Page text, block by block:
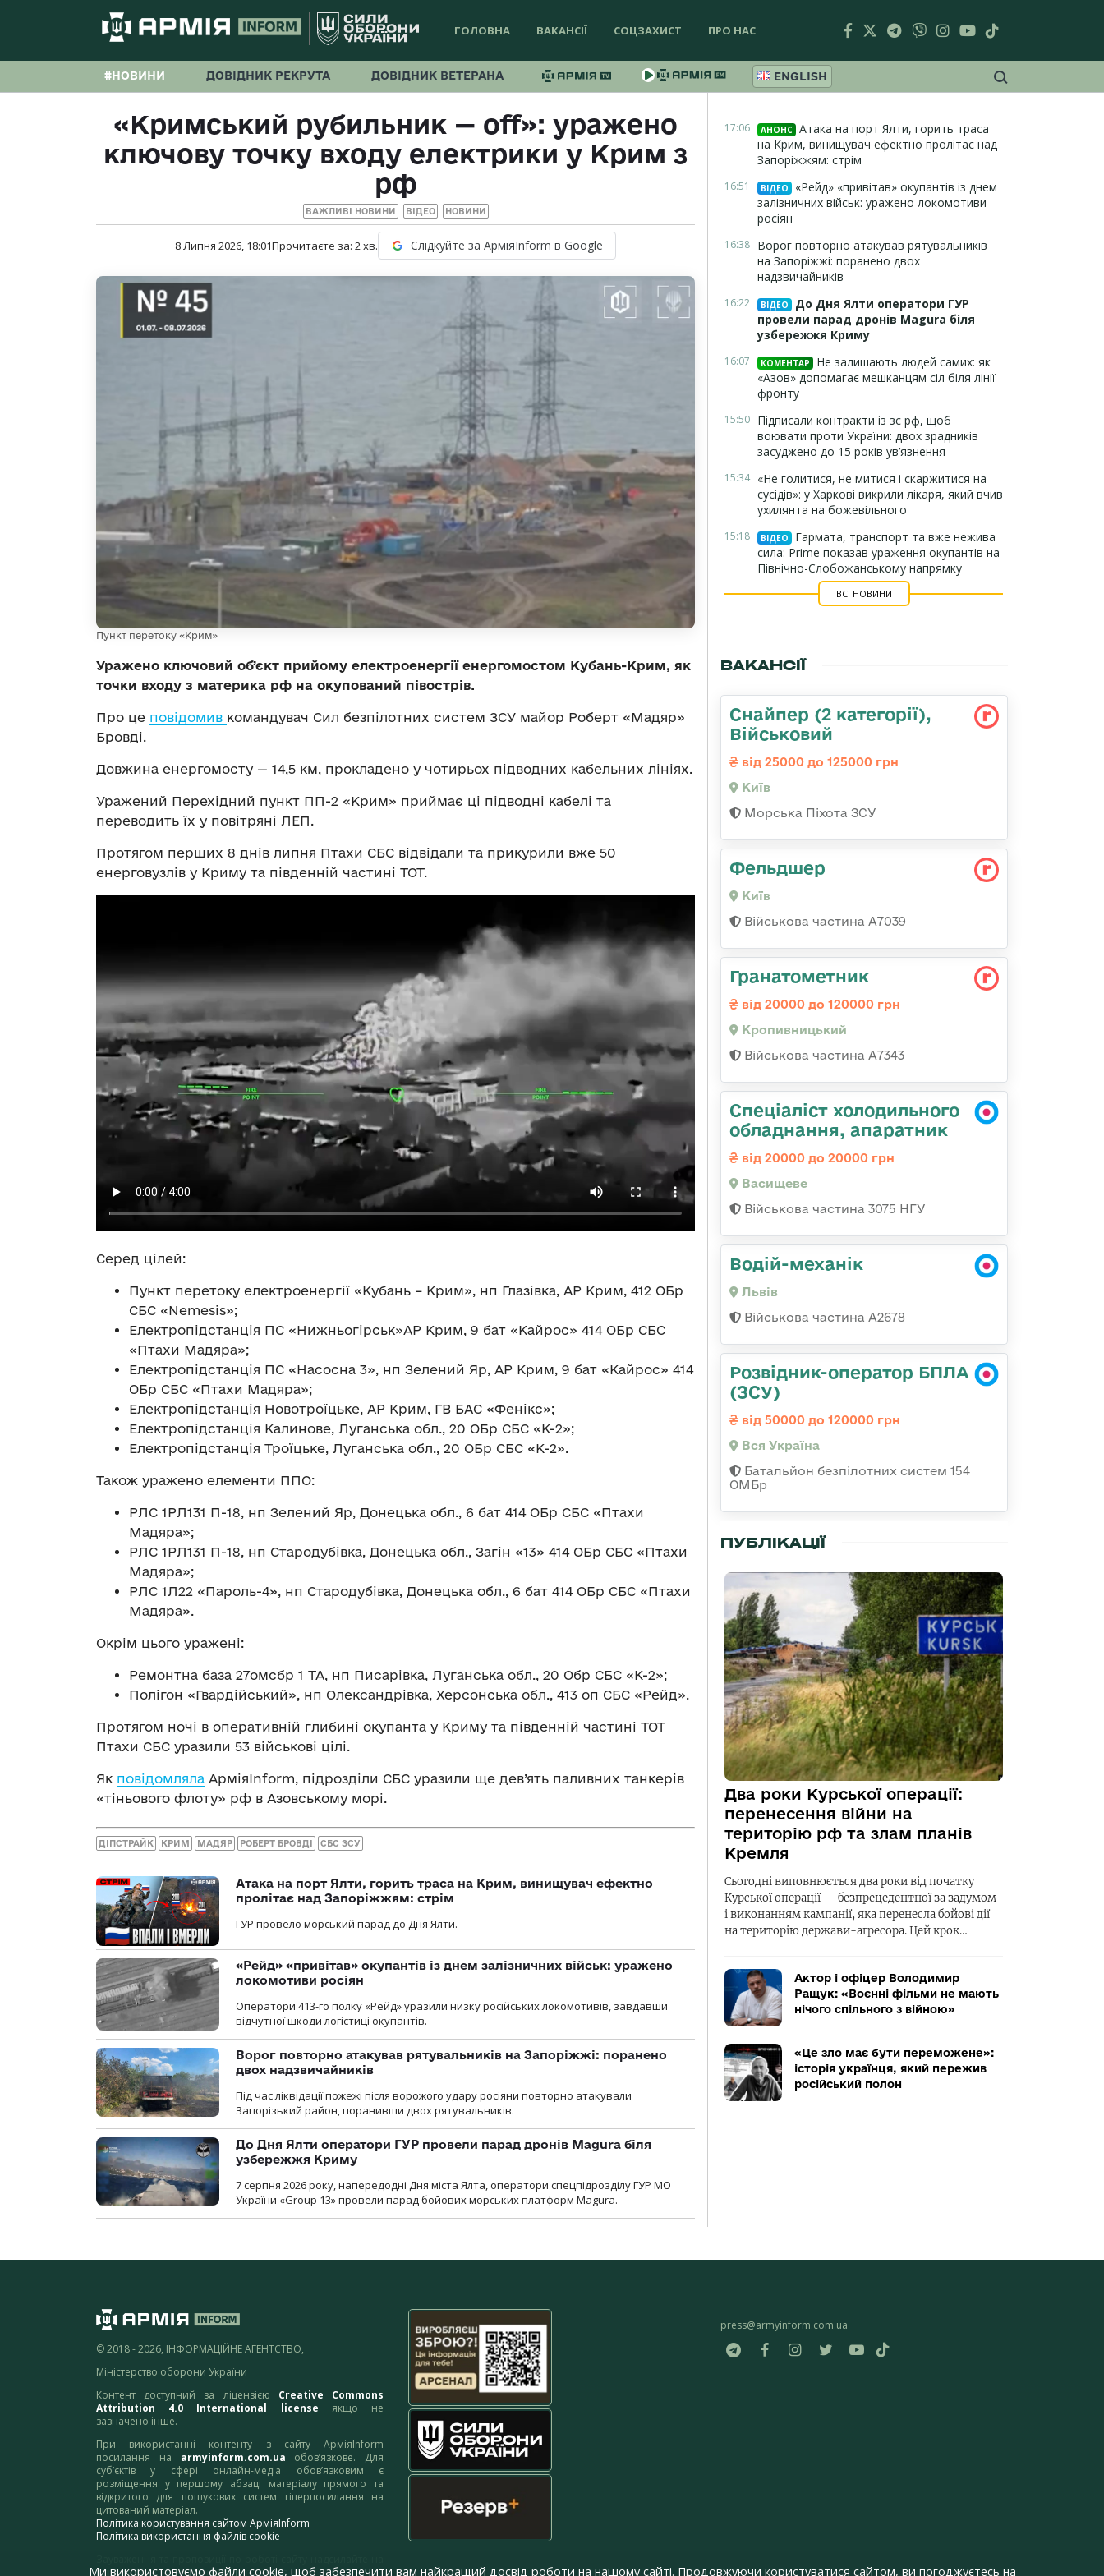
ГОЛОВНА ВАКАНСІЇ СОЦЗАХИСТ ПРО НАС
#НОВИНИ ДОВІДНИК РЕКРУТА ДОВІДНИК ВЕТЕРАНА ENGLISH
«Кримський рубильник — off»: уражено
ключову точку входу електрики у Крим з
рф
ВАЖЛИВІ НОВИНИ ВІДЕО НОВИНИ
8 Липня 2026, 18:01Прочитаєте за: 2хв. Слідкуйте за АрміяInform в Google
Пункт перетоку «Крим»
Уражено ключовий обʼєкт прийому електроенергії енергомостом Кубань-Крим, як
точки входу з материка рф на окупований півострів.
Про це повідомив командувач Сил безпілотних систем ЗСУ майор Роберт «Мадяр»
Бровді.
Довжина енергомосту — 14,5 км, прокладено у чотирьох підводних кабельних лініях.
Уражений Перехідний пункт ПП-2 «Крим» приймає ці підводні кабелі та
переводить їх у повітряні ЛЕП.
Протягом перших 8 днів липня Птахи СБС відвідали та прикурили вже 50
енерговузлів у Криму та південній частині ТОТ.
Серед цілей:
Пункт перетоку електроенергії «Кубань – Крим», нп Глазівка, АР Крим, 412 ОБр
СБС «Nemesis»;
Електропідстанція ПС «Нижньогірськ»АР Крим, 9 бат «Кайрос» 414 ОБр СБС
«Птахи Мадяра»;
Електропідстанція ПС «Насосна 3», нп Зелений Яр, АР Крим, 9 бат «Кайрос» 414
ОБр СБС «Птахи Мадяра»;
Електропідстанція Новотроїцьке, АР Крим, ГВ БАС «Фенікс»;
Електропідстанція Калинове, Луганська обл., 20 ОБр СБС «К-2»;
Електропідстанція Троїцьке, Луганська обл., 20 ОБр СБС «К-2».
Також уражено елементи ППО:
РЛС 1РЛ131 П-18, нп Зелений Яр, Донецька обл., 6 бат 414 ОБр СБС «Птахи
Мадяра»;
РЛС 1РЛ131 П-18, нп Стародубівка, Донецька обл., Загін «13» 414 ОБр СБС «Птахи
Мадяра»;
РЛС 1Л22 «Пароль-4», нп Стародубівка, Донецька обл., 6 бат 414 ОБр СБС «Птахи
Мадяра».
Окрім цього уражені:
Ремонтна база 27омсбр 1 ТА, нп Писарівка, Луганська обл., 20 Обр СБС «К-2»;
Полігон «Гвардійський», нп Олександрівка, Херсонська обл., 413 оп СБС «Рейд».
Протягом ночі в оперативній глибині окупанта у Криму та південній частині ТОТ
Птахи СБС уразили 53 військові цілі.
Як повідомляла АрміяInform, підрозділи СБС уразили ще дев’ять паливних танкерів
«тіньового флоту» рф в Азовському морі.
ДІПСТРАЙК КРИМ МАДЯР РОБЕРТ БРОВДІ СБС ЗСУ
Атака на порт Ялти, горить траса на Крим, винищувач ефектно
пролітає над Запоріжжям: стрім
ГУР провело морський парад до Дня Ялти.
«Рейд» «привітав» окупантів із днем залізничних військ: уражено
локомотиви росіян
Оператори 413-го полку «Рейд» уразили низку російських локомотивів, завдавши
відчутної шкоди логістиці окупантів.
Ворог повторно атакував рятувальників на Запоріжжі: поранено
двох надзвичайників
Під час ліквідації пожежі після ворожого удару росіяни повторно атакували
Запорізький район, поранивши двох рятувальників.
До Дня Ялти оператори ГУР провели парад дронів Magura біля
узбережжя Криму
7 серпня 2026 року, напередодні Дня міста Ялта, оператори спецпідрозділу ГУР МО
України «Group 13» провели парад бойових морських платформ Magura.
17:06 АНОНС Атака на порт Ялти, горить траса
на Крим, винищувач ефектно пролітає над
Запоріжжям: стрім
16:51 ВІДЕО
«Рейд» «привітав» окупантів із днем
залізничних військ: уражено локомотиви
росіян
16:38 Ворог повторно атакував рятувальників
на Запоріжжі: поранено двох
надзвичайників
16:22 ВІДЕО
До Дня Ялти оператори ГУР
провели парад дронів Magura біля
узбережжя Криму
16:07 КОМЕНТАР
Не залишають людей самих: як
«Азов» допомагає мешканцям сіл біля лінії
фронту
15:50 Підписали контракти із зс рф, щоб
воювати проти України: двох зрадників
засуджено до 15 років ув’язнення
15:34 «Не голитися, не митися і скаржитися на
сусідів»: у Харкові викрили лікаря, який вчив
ухилянта на божевільного
15:18 ВІДЕО
Гармата, транспорт та вже нежива
сила: Prime показав ураження окупантів на
Північно-Слобожанському напрямку
ВСІ НОВИНИ
ВАКАНСІЇ
Снайпер (2 категорії),
Військовий
від 25000 до 125000 грн
Київ
Морська Піхота ЗСУ
Фельдшер
Київ
Військова частина А7039
Гранатометник
від 20000 до 120000 грн
Кропивницький
Військова частина А7343
Спеціаліст холодильного
обладнання, апаратник
від 20000 до 20000 грн
Васищеве
Військова частина 3075 НГУ
Водій-механік
Львів
Військова частина А2678
Розвідник-оператор БПЛА
(ЗСУ)
від 50000 до 120000 грн
Вся Україна
Батальйон безпілотних систем 154
ОМБр
ПУБЛІКАЦІЇ
Два роки Курської операції:
перенесення війни на
територію рф та злам планів
Кремля
Сьогодні виповнюється два роки від початку
Курської операції — безпрецедентної за задумом
і виконанням кампанії, яка перенесла бойові дії
на територію держави-агресора. Цей крок…
Актор і офіцер Володимир
Ращук: «Воєнні фільми не мають
нічого спільного з війною»
«Це зло має бути переможене»:
історія українця, який пережив
російський полон
© 2018 - 2026, ІНФОРМАЦІЙНЕ АГЕНТСТВО,
Міністерство оборони України
Контент доступний за ліцензією Creative Commons
Attribution 4.0 International license якщо не
зазначено інше.
При використанні контенту з сайту АрміяInform
посилання на armyinform.com.ua обов’язкове. Для
суб’єктів у сфері онлайн-медіа обов’язковим є
розміщення у першому абзаці матеріалу прямого та
відкритого для пошукових систем гіперпосилання на
цитований матеріал.
Політика користування сайтом АрміяInform
Політика використання файлів cookie
адресу:webmaster@armyinform.com.ua
press@armyinform.com.ua
Ми використовуємо файли cookie, щоб забезпечити вам найкращий досвід роботи на нашому сайті. Продовжуючи користуватися сайтом, ви погоджуєтесь на